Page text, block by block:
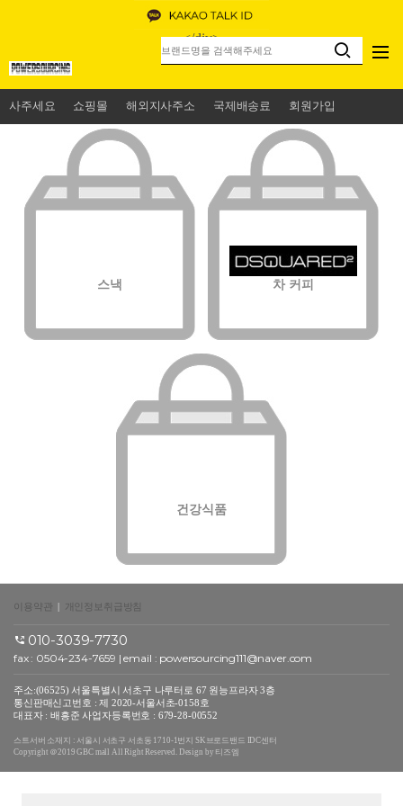
</div>
사주세요 쇼핑몰 해외지사주소 국제배송료 회원가입
스낵 차 커피
건강식품
이용약관 | 개인정보취급방침
010-3039-7730
fax : 0504-234-7659 | email : powersourcing111@naver.com
주소:(06525) 서울특별시 서초구 나루터로 67 원능프라자 3층
통신판매신고번호 : 제 2020-서울서초-0158호
대표자 : 배흥준 사업자등록번호 : 679-28-00552
스트서버 소재지 : 서울시 서초구 서초동 1710-1번지 SK브로드밴드 IDC센터
Copyright ＠2019 GBC mall All Right Reserved. Design by 티즈엠